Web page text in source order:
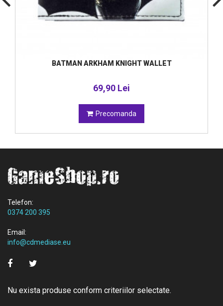
BATMAN ARKHAM KNIGHT WALLET
69,90 Lei
Precomanda
Telefon:
0374 200 395
Email:
info@cdmediase.eu
Nu exista produse conform criteriilor selectate.